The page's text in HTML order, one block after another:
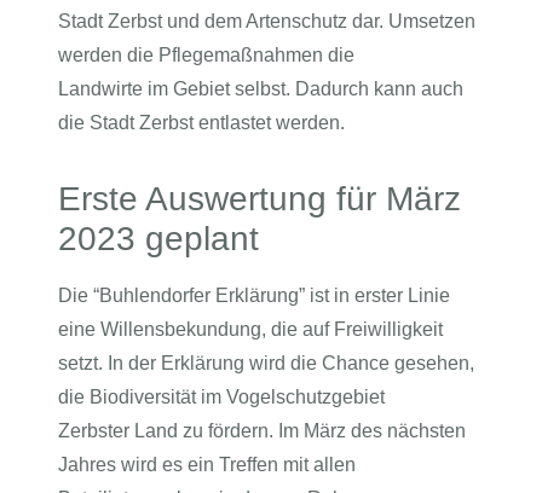
Stadt Zerbst und dem Artenschutz dar. Umsetzen
werden die Pflegemaßnahmen die
Landwirte im Gebiet selbst. Dadurch kann auch
die Stadt Zerbst entlastet werden.
Erste Auswertung für März
2023 geplant
Die “Buhlendorfer Erklärung” ist in erster Linie
eine Willensbekundung, die auf Freiwilligkeit
setzt. In der Erklärung wird die Chance gesehen,
die Biodiversität im Vogelschutzgebiet
Zerbster Land zu fördern. Im März des nächsten
Jahres wird es ein Treffen mit allen